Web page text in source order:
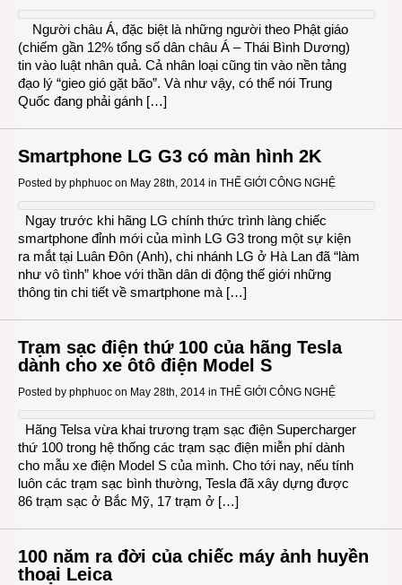
Người châu Á, đặc biệt là những người theo Phật giáo
(chiếm gần 12% tổng số dân châu Á – Thái Bình Dương)
tin vào luật nhân quả. Cả nhân loại cũng tin vào nền tảng
đạo lý “gieo gió gặt bão”. Và như vậy, có thể nói Trung
Quốc đang phải gánh […]
Smartphone LG G3 có màn hình 2K
Posted by phphuoc on May 28th, 2014 in THẾ GIỚI CÔNG NGHỆ
Ngay trước khi hãng LG chính thức trình làng chiếc
smartphone đỉnh mới của mình LG G3 trong một sự kiện
ra mắt tại Luân Đôn (Anh), chi nhánh LG ở Hà Lan đã “làm
như vô tình” khoe với thần dân di động thế giới những
thông tin chi tiết về smartphone mà […]
Trạm sạc điện thứ 100 của hãng Tesla
dành cho xe ôtô điện Model S
Posted by phphuoc on May 28th, 2014 in THẾ GIỚI CÔNG NGHỆ
Hãng Telsa vừa khai trương trạm sạc điện Supercharger
thứ 100 trong hệ thống các trạm sạc điện miễn phí dành
cho mẫu xe điện Model S của mình. Cho tới nay, nếu tính
luôn các trạm sạc bình thường, Tesla đã xây dựng được
86 trạm sạc ở Bắc Mỹ, 17 trạm ở […]
100 năm ra đời của chiếc máy ảnh huyền
thoại Leica